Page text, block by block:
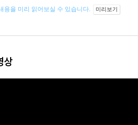
용을 미리 읽어보실 수 있습니다. 미리보기
상